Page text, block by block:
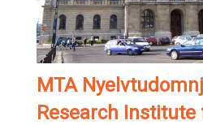
MTA
Research Institute